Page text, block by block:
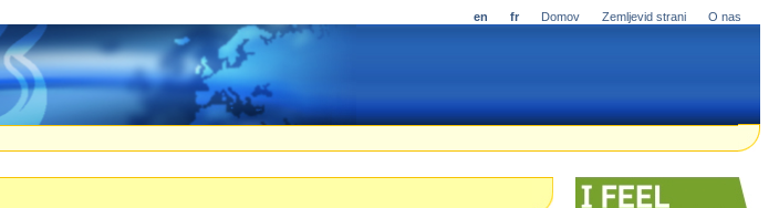
en fr Domov Zemljevid strani O nas